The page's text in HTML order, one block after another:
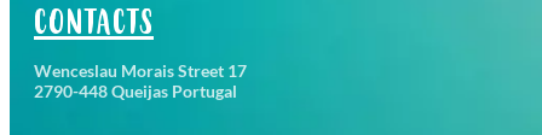
CONTACTS
Wenceslau Morais Street 17
2790-448 Queijas Portugal